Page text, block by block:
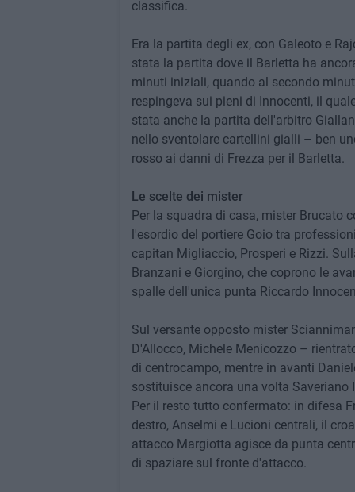
classifica.
Era la partita degli ex, con Galeoto e
stata la partita dove il Barletta ha
minuti iniziali, quando al secondo
respingeva sui pieni di Innocenti, il
stata anche la partita dell'arbitro
nello sventolare cartellini gialli – ben
rosso ai danni di Frezza per il Barletta.
Le scelte dei mister
Per la squadra di casa, mister Brucato
l'esordio del portiere Goio tra
capitan Migliaccio, Prosperi e Rizzi.
Branzani e Giorgino, che coprono le
spalle dell'unica punta Riccardo
Sul versante opposto mister
D'Allocco, Michele Menicozzo –
di centrocampo, mentre in avanti
sostituisce ancora una volta
Per il resto tutto confermato: in difesa
destro, Anselmi e Lucioni centrali, il
attacco Margiotta agisce da punta
di spaziare sul fronte d'attacco.